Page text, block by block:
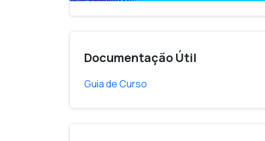
Documentação Útil
Guia de Curso